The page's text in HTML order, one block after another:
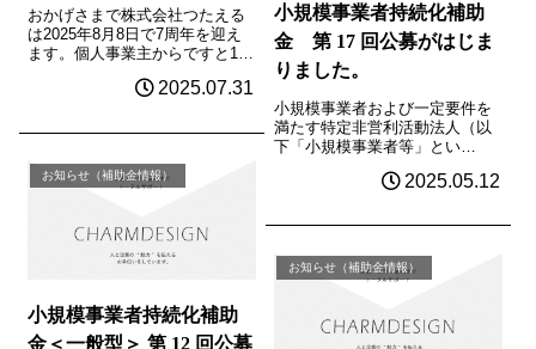
おかげさまで株式会社つたえる
は2025年8月8日で7周年を迎え
ます。個人事業主からですと12
ライアント様に恵まれ、これま
し上げます。これからも私たち
き大切に...
2025.07.31
小規模事業者持続化補助
金 第 17 回公募がはじま
りました。
小規模事業者および一定要件を
満たす特定非営利活動法人（以
下「小規模事業者等」とい
次いで直面する制度変更等に対
等の取組の経費の一部を補助す
業を支える小規模事業...
2025.05.12
お知らせ（補助金情報）
小規模事業者持続化補助
金＜一般型＞ 第 12 回公募
お知らせ（補助金情報）